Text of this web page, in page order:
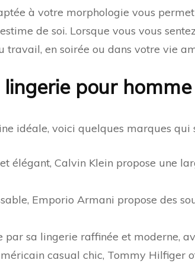
à votre morphologie vous
de soi. Lorsque vous vous
travail, en soirée ou dans votre vie
pour homme
idéale, voici quelques marques qui
élégant, Calvin Klein propose une
Emporio Armani propose des
sa lingerie raffinée et moderne,
casual chic, Tommy Hilfiger